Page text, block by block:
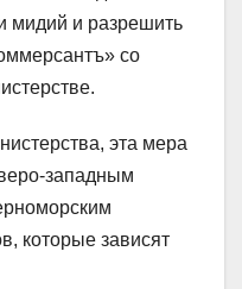
мидий и разрешить
со
эта мера
западным
которые зависят